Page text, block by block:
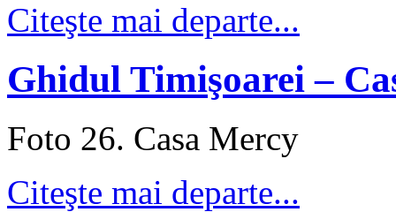
Citeşte mai departe...
Ghidul Timişoarei –
Foto 26. Casa Mercy
Citeşte mai departe...